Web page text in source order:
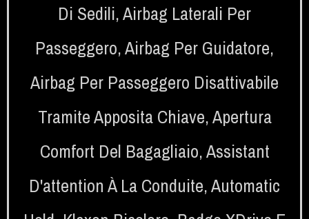
Di Sedili,Airbag Laterali Per
Passeggero,Airbag Per Guidatore,
Airbag Per Passeggero Disattivabile
Tramite Apposita Chiave,Apertura
Comfort Del Bagagliaio,Assistant
D'attention À La Conduite,Automatic